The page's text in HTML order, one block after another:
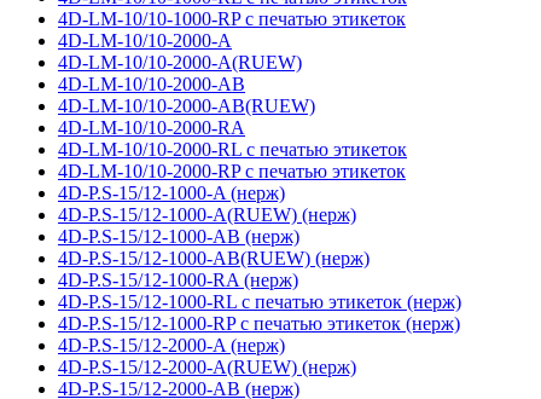
4D-LM-10/10-1000-RP с печатью этикеток
4D-LM-10/10-2000-A
4D-LM-10/10-2000-A(RUEW)
4D-LM-10/10-2000-AB
4D-LM-10/10-2000-AB(RUEW)
4D-LM-10/10-2000-RA
4D-LM-10/10-2000-RL с печатью этикеток
4D-LM-10/10-2000-RP с печатью этикеток
4D-P.S-15/12-1000-A (нерж)
4D-P.S-15/12-1000-A(RUEW) (нерж)
4D-P.S-15/12-1000-AB (нерж)
4D-P.S-15/12-1000-AB(RUEW) (нерж)
4D-P.S-15/12-1000-RA (нерж)
4D-P.S-15/12-1000-RL с печатью этикеток (нерж)
4D-P.S-15/12-1000-RP с печатью этикеток (нерж)
4D-P.S-15/12-2000-A (нерж)
4D-P.S-15/12-2000-A(RUEW) (нерж)
4D-P.S-15/12-2000-AB (нерж)